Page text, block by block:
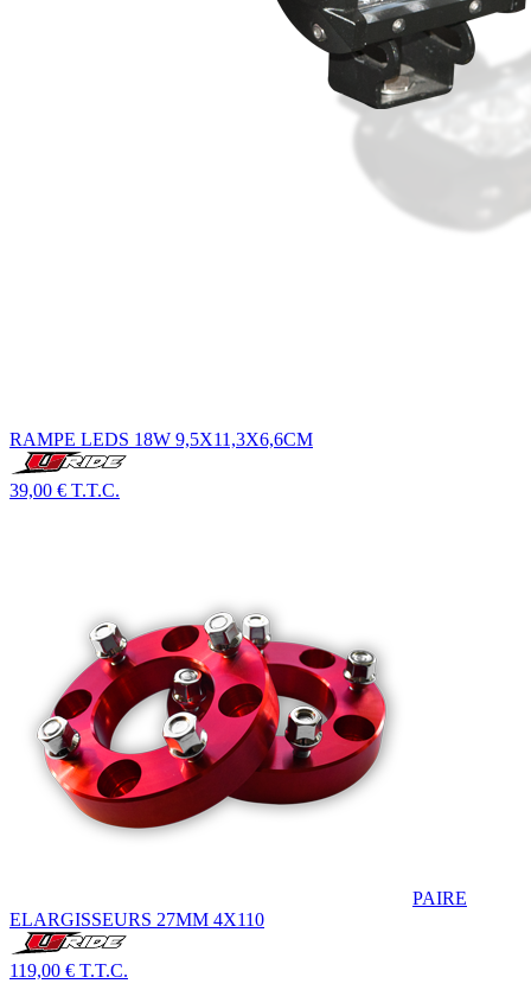
RAMPE LEDS 18W 9,5X11,3X6,6CM
39,00 € T.T.C.
PAIRE
ELARGISSEURS 27MM 4X110
119,00 € T.T.C.